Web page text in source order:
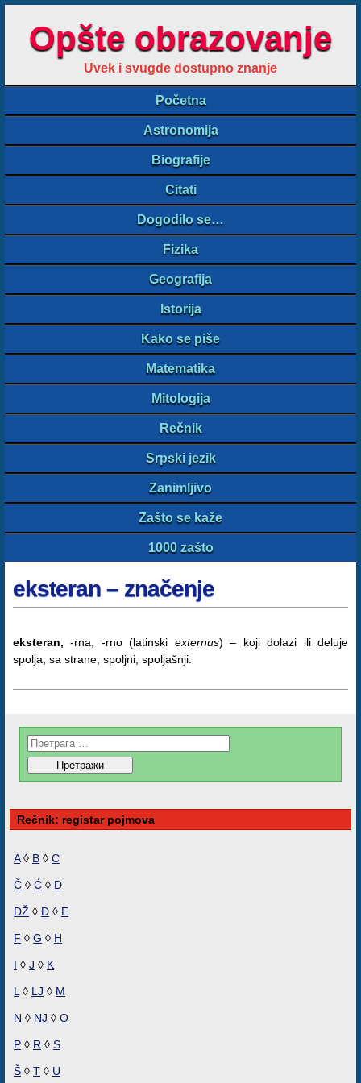
Opšte obrazovanje
Uvek i svugde dostupno znanje
Početna
Astronomija
Biografije
Citati
Dogodilo se…
Fizika
Geografija
Istorija
Kako se piše
Matematika
Mitologija
Rečnik
Srpski jezik
Zanimljivo
Zašto se kaže
1000 zašto
eksteran – značenje
eksteran, -rna, -rno (latinski externus) – koji dolazi ili deluje
spolja, sa strane, spoljni, spoljašnji.
Rečnik: registar pojmova
A◊ B ◊ C
Č ◊ Ć ◊ D
DŽ ◊ Đ ◊ E
F ◊ G ◊ H
I ◊ J ◊ K
L ◊ LJ ◊ M
N ◊ NJ ◊ O
P ◊ R ◊ S
Š ◊ T ◊ U